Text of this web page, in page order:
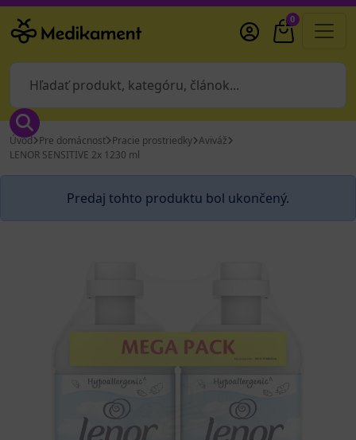
0
Úvod Pre domácnosť Pracie prostriedky Aviváž
LENOR SENSITIVE 2x 1230 ml
Predaj tohto produktu bol ukončený.